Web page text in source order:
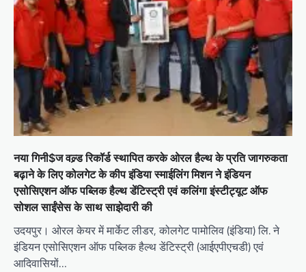
नया गिनी$ज वल्र्ड रिकॉर्ड स्थापित करके ओरल हैल्थ के प्रति जागरुकता
बढ़ाने के लिए कोलगेट के कीप इंडिया स्माईलिंग मिशन ने इंडियन
एसोसिएशन ऑफ पब्लिक हैल्थ डेंटिस्ट्री एवं कलिंगा इंस्टीट्यूट ऑफ
सोशल साईंसेस के साथ साझेदारी की
उदयपुर। ओरल केयर में मार्केट लीडर, कोलगेट पामोलिव (इंडिया) लि. ने
इंडियन एसोसिएशन ऑफ पब्लिक हैल्थ डेंटिस्ट्री (आईएपीएचडी) एवं
आदिवासियों…